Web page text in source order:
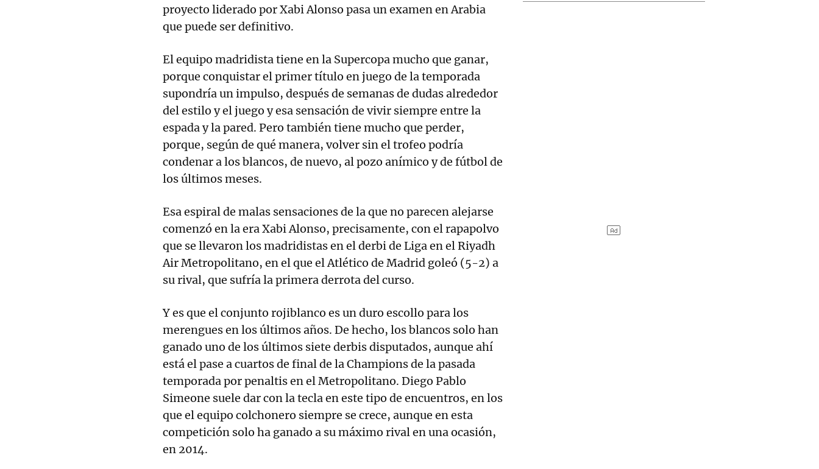
proyecto liderado por Xabi Alonso pasa un examen en Arabia
que puede ser definitivo.
El equipo madridista tiene en la Supercopa mucho que ganar,
porque conquistar el primer título en juego de la temporada
supondría un impulso, después de semanas de dudas alrededor
del estilo y el juego y esa sensación de vivir siempre entre la
espada y la pared. Pero también tiene mucho que perder,
porque, según de qué manera, volver sin el trofeo podría
condenar a los blancos, de nuevo, al pozo anímico y de fútbol de
los últimos meses.
Esa espiral de malas sensaciones de la que no parecen alejarse
comenzó en la era Xabi Alonso, precisamente, con el rapapolvo
que se llevaron los madridistas en el derbi de Liga en el Riyadh
Air Metropolitano, en el que el Atlético de Madrid goleó (5-2) a
su rival, que sufría la primera derrota del curso.
Y es que el conjunto rojiblanco es un duro escollo para los
merengues en los últimos años. De hecho, los blancos solo han
ganado uno de los últimos siete derbis disputados, aunque ahí
está el pase a cuartos de final de la Champions de la pasada
temporada por penaltis en el Metropolitano. Diego Pablo
Simeone suele dar con la tecla en este tipo de encuentros, en los
que el equipo colchonero siempre se crece, aunque en esta
competición solo ha ganado a su máximo rival en una ocasión,
en 2014.